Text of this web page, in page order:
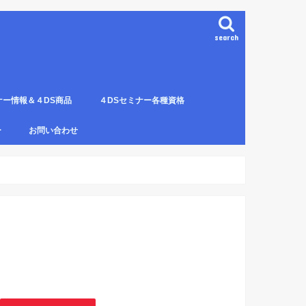
search
ー情報＆４DS商品
レート（S字カーブ定
門の説明
受講料について
のルールとキャンセルに
４DSセミナー各種資格
お問い合わせ